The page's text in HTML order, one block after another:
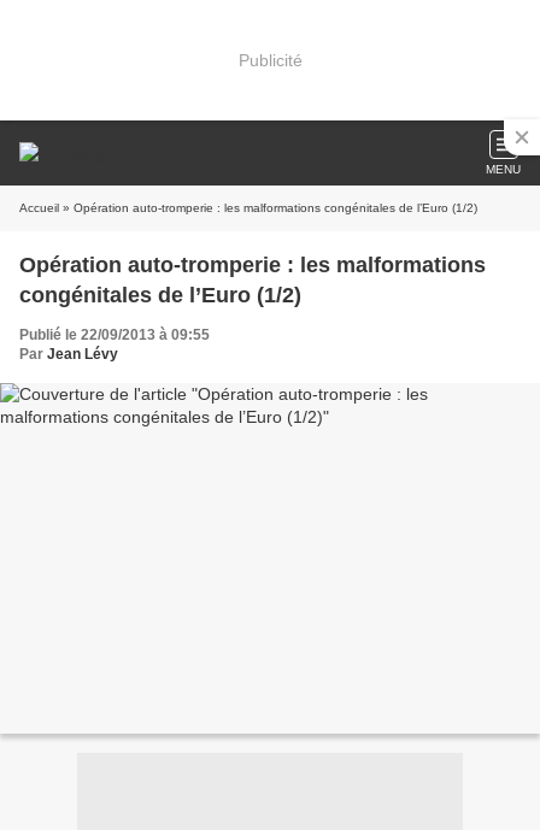
Publicité
MENU
Accueil » Opération auto-tromperie : les malformations congénitales de l’Euro (1/2)
Opération auto-tromperie : les malformations
congénitales de l’Euro (1/2)
Publié le 22/09/2013 à 09:55
Par Jean Lévy